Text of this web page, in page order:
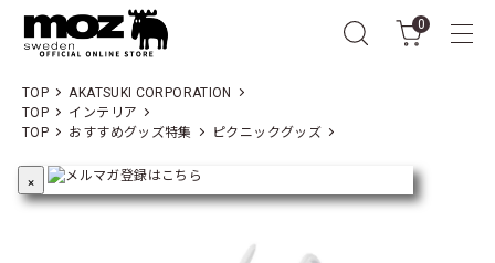
0
TOP
AKATSUKI CORPORATION
TOP
インテリア
TOP
おすすめグッズ特集 ピクニックグッズ
×